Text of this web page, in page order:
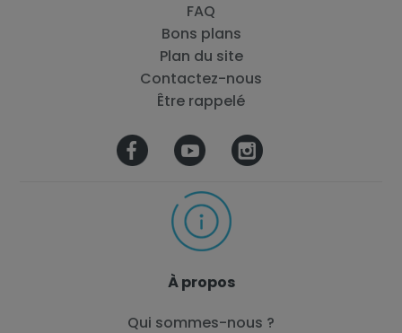
FAQ
Bons plans
Plan du site
Contactez-nous
Être rappelé
À propos
Qui sommes-nous ?